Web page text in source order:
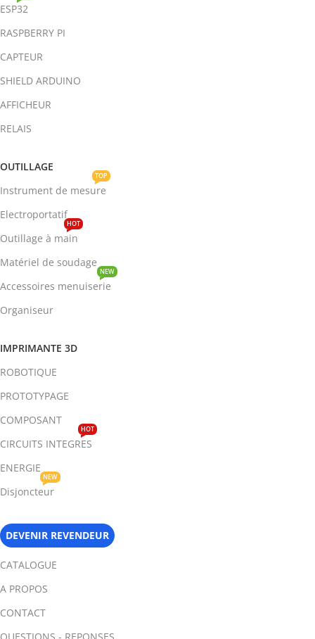
ESP32
RASPBERRY PI
CAPTEUR
SHIELD ARDUINO
AFFICHEUR
RELAIS
OUTILLAGE
Instrument de mesure
TOP
Electroportatif
Outillage à main
HOT
Matériel de soudage
Accessoires menuiserie
NEW
Organiseur
IMPRIMANTE 3D
ROBOTIQUE
PROTOTYPAGE
COMPOSANT
CIRCUITS INTEGRES
HOT
ENERGIE
Disjoncteur
NEW
DEVENIR REVENDEUR
CATALOGUE
A PROPOS
CONTACT